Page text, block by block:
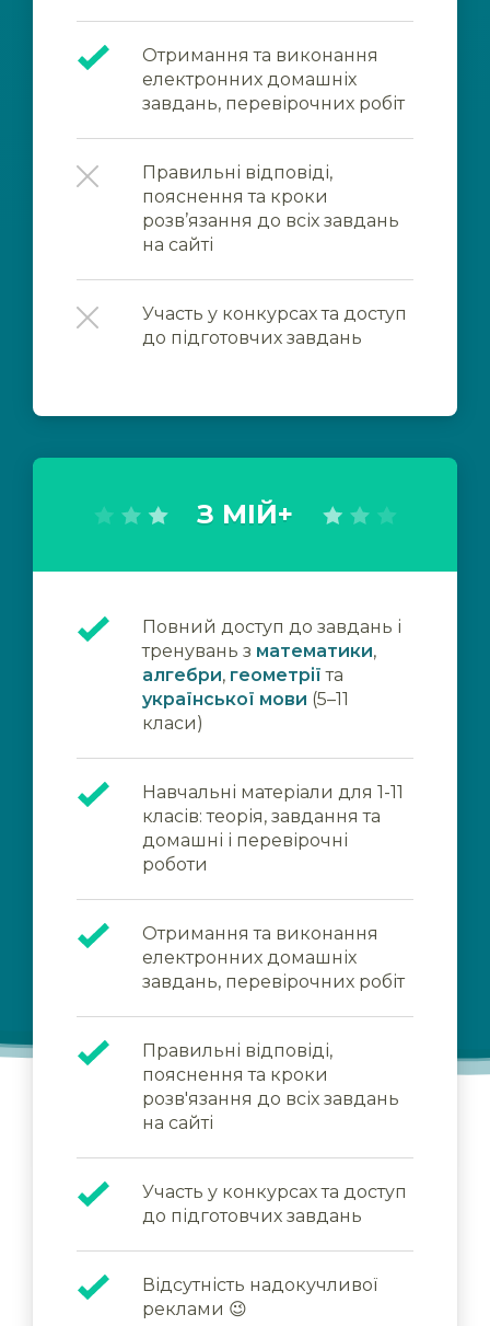
Отримання та виконання
електронних домашніх
завдань, перевірочних робіт
Правильні відповіді,
пояснення та кроки
розв’язання до всіх завдань
на сайті
Участь у конкурсах та доступ
до підготовчих завдань
З МІЙ+
Повний доступ до завдань і
тренувань з математики,
алгебри, геометрії та
української мови (5–11
класи)
Навчальні матеріали для 1-11
класів: теорія, завдання та
домашні і перевірочні
роботи
Отримання та виконання
електронних домашніх
завдань, перевірочних робіт
Правильні відповіді,
пояснення та кроки
розв'язання до всіх завдань
на сайті
Участь у конкурсах та доступ
до підготовчих завдань
Відсутність надокучливої
реклами 😉